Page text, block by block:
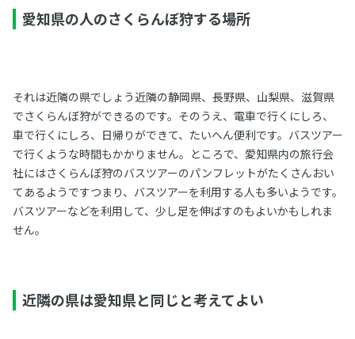
愛知県の人のさくらんぼ狩する場所
それは近隣の県でしょう近隣の静岡県、長野県、山梨県、滋賀県
でさくらんぼ狩ができるのです。そのうえ、電車で行くにしろ、
車で行くにしろ、日帰りができて、たいへん便利です。バスツアー
で行くような時間もかかりません。ところで、愛知県内の旅行会
社にはさくらんぼ狩のバスツアーのパンフレットがたくさんおい
てあるようですつまり、バスツアーを利用する人も多いようです。
バスツアーなどを利用して、少し足を伸ばすのもよいかもしれま
せん。
近隣の県は愛知県と同じと考えてよい